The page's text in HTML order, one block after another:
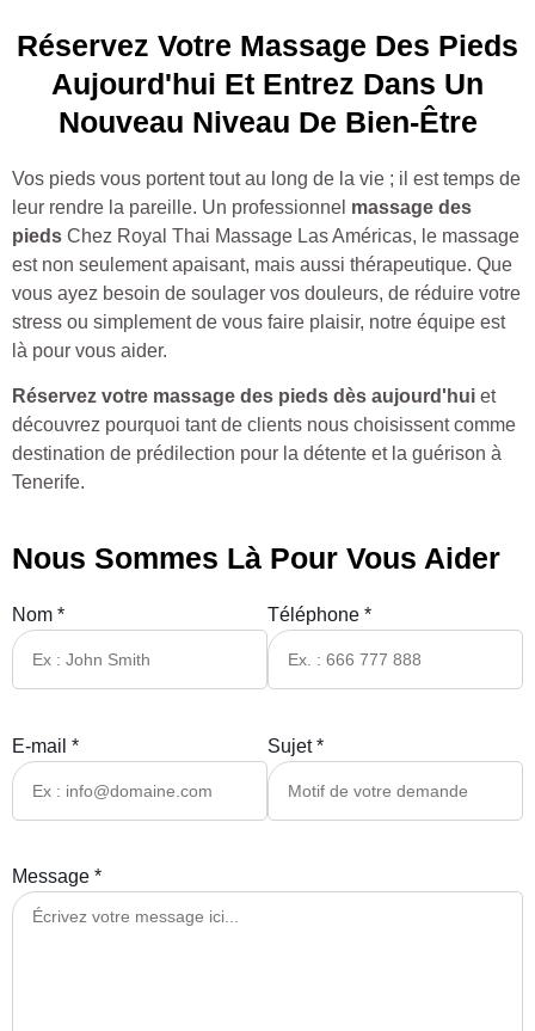
Réservez Votre Massage Des Pieds
Aujourd'hui Et Entrez Dans Un
Nouveau Niveau De Bien-Être
Vos pieds vous portent tout au long de la vie ; il est temps de
leur rendre la pareille. Un professionnel massage des
pieds Chez Royal Thai Massage Las Américas, le massage
est non seulement apaisant, mais aussi thérapeutique. Que
vous ayez besoin de soulager vos douleurs, de réduire votre
stress ou simplement de vous faire plaisir, notre équipe est
là pour vous aider.
Réservez votre massage des pieds dès aujourd'hui et
découvrez pourquoi tant de clients nous choisissent comme
destination de prédilection pour la détente et la guérison à
Tenerife.
Nous Sommes Là Pour Vous Aider
Nom * Téléphone *
E-mail * Sujet *
Message *